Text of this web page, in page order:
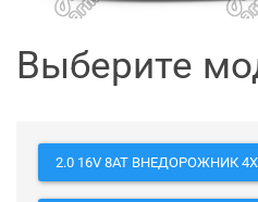
Выберите
2.0 16V 8AT ВНЕДОРОЖНИК